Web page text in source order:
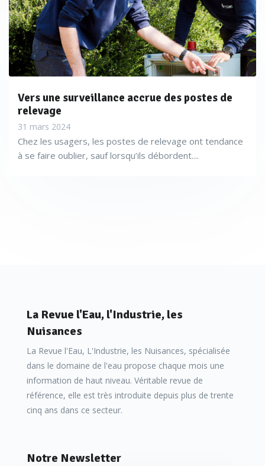
Vers une surveillance accrue des postes de
relevage
31 mars 2024
Chez les usagers, les postes de relevage ont tendance
à se faire oublier, sauf lorsqu’ils débordent....
La Revue l'Eau, l'Industrie, les
Nuisances
La Revue l'Eau, L'Industrie, les Nuisances, spécialisée
dans le domaine de l'eau propose chaque mois une
information de haut niveau. Véritable revue de
référence, elle est très introduite depuis plus de trente
cinq ans dans ce secteur.
Notre Newsletter